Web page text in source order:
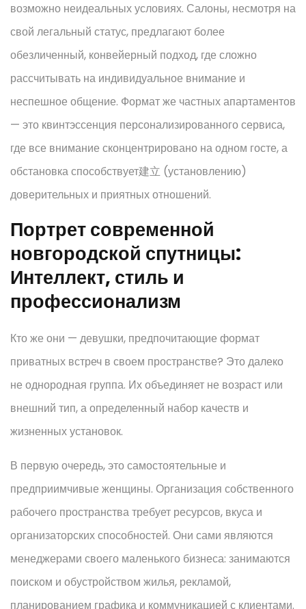
возможно неидеальных условиях. Салоны, несмотря на
свой легальный статус, предлагают более
обезличенный, конвейерный подход, где сложно
рассчитывать на индивидуальное внимание и
неспешное общение. Формат же частных апартаментов
— это квинтэссенция персонализированного сервиса,
где все внимание сконцентрировано на одном госте, а
обстановка способствует建立 (установлению)
доверительных и приятных отношений.
Портрет современной
новгородской спутницы:
Интеллект, стиль и
профессионализм
Кто же они — девушки, предпочитающие формат
приватных встреч в своем пространстве? Это далеко
не однородная группа. Их объединяет не возраст или
внешний тип, а определенный набор качеств и
жизненных установок.
В первую очередь, это самостоятельные и
предприимчивые женщины. Организация собственного
рабочего пространства требует ресурсов, вкуса и
организаторских способностей. Они сами являются
менеджерами своего маленького бизнеса: занимаются
поиском и обустройством жилья, рекламой,
планированием графика и коммуникацией с клиентами.